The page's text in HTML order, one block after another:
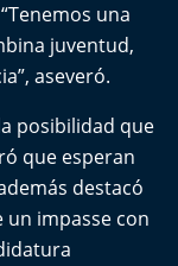
una
juventud,
aseveró.
posibilidad que
que esperan
destacó
impasse con